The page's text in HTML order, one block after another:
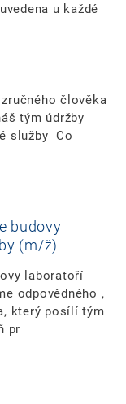
u každé
člověka
tým údržby
služby Co
budovy
(m/ž)
laboratoří
odpovědného ,
který posílí tým
pr